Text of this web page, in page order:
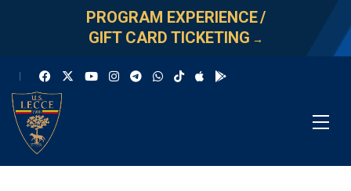
PROGRAM EXPERIENCE/
GIFT CARD TICKETING →